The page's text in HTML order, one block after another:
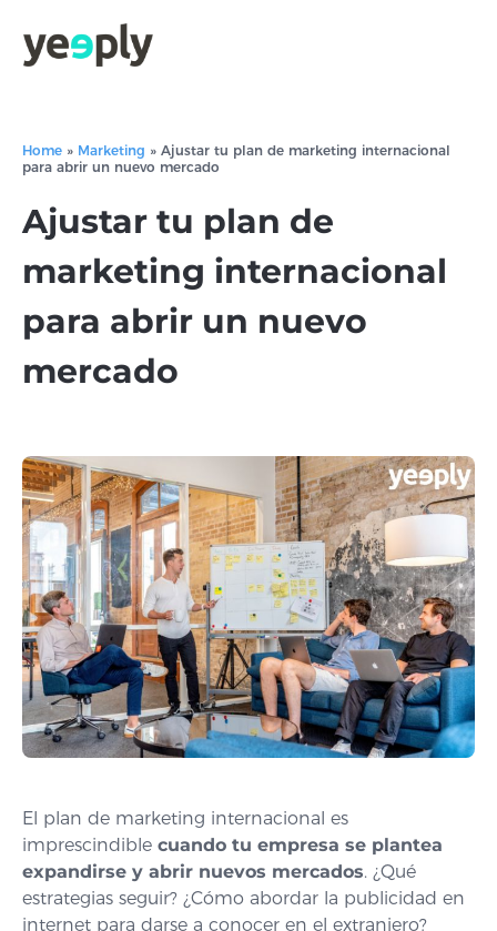
Home » Marketing » Ajustar tu plan de marketing internacional
para abrir un nuevo mercado
Ajustar tu plan de
marketing internacional
para abrir un nuevo
mercado
El plan de marketing internacional es
imprescindible cuando tu empresa se plantea
expandirse y abrir nuevos mercados. ¿Qué
estrategias seguir? ¿Cómo abordar la publicidad en
internet para darse a conocer en el extranjero?